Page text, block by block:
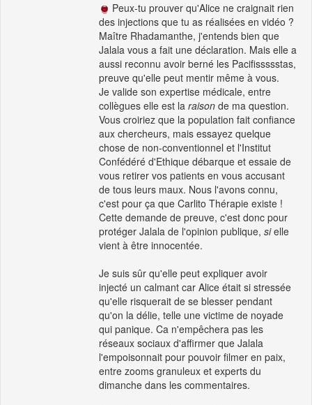
Peux-tu prouver qu'Alice ne craignait rien
des injections que tu as réalisées en vidéo ?
Maître Rhadamanthe, j'entends bien que
Jalala vous a fait une déclaration. Mais elle a
aussi reconnu avoir berné les Pacifissssstas,
preuve qu'elle peut mentir même à vous.
Je valide son expertise médicale, entre
collègues elle est la raison de ma question.
Vous croiriez que la population fait confiance
aux chercheurs, mais essayez quelque
chose de non-conventionnel et l'Institut
Confédéré d'Ethique débarque et essaie de
vous retirer vos patients en vous accusant
de tous leurs maux. Nous l'avons connu,
c'est pour ça que Carlito Thérapie existe !
Cette demande de preuve, c'est donc pour
protéger Jalala de l'opinion publique, sielle
vient à être innocentée.
Je suis sûr qu'elle peut expliquer avoir
injecté un calmant car Alice était si stressée
qu'elle risquerait de se blesser pendant
qu'on la délie, telle une victime de noyade
qui panique. Ca n'empêchera pas les
réseaux sociaux d'affirmer que Jalala
l'empoisonnait pour pouvoir filmer en paix,
entre zooms granuleux et experts du
dimanche dans les commentaires.